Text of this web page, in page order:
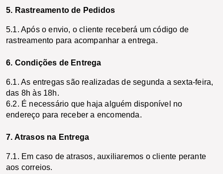
5. Rastreamento de Pedidos
5.1. Após o envio, o cliente receberá um código de
rastreamento para acompanhar a entrega.
6. Condições de Entrega
6.1. As entregas são realizadas de segunda a sexta-feira,
das 8h às 18h.
6.2. É necessário que haja alguém disponível no
endereço para receber a encomenda.
7. Atrasos na Entrega
7.1. Em caso de atrasos, auxiliaremos o cliente perante
aos correios.